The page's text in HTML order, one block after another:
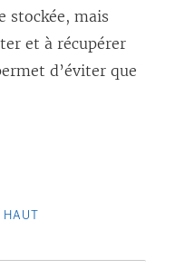
stockée, mais
et à récupérer
d’éviter que
HAUT